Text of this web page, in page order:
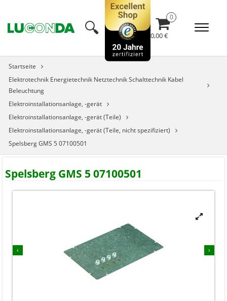
🔍︎ 0,00 €
Startseite
Elektrotechnik Energietechnik Netztechnik Schalttechnik Kabel
Beleuchtung
Elektroinstallationsanlage, -gerät
Elektroinstallationsanlage, -gerät (Teile)
Elektroinstallationsanlage, -gerät (Teile, nicht spezifiziert)
Spelsberg GMS 5 07100501
Spelsberg GMS 5 07100501
‹ ›

